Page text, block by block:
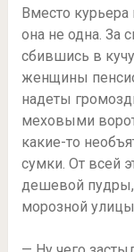
Вместо курьера
она не одна. За
сбившись в
женщины
надеты
меховыми
какие-то
сумки. От всей
дешевой пудры,
морозной